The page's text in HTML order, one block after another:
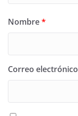
Nombre*
Correo electrónico